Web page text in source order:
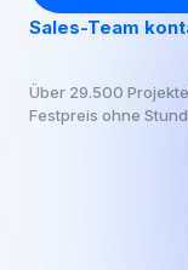
Sales-Team
Über 29.500 Projekte
Festpreis ohne